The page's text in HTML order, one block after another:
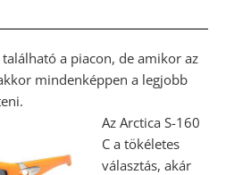
a piacon, de amikor az
mindenképpen a legjobb
Az Arctica S-160
C a tökéletes
választás, akár